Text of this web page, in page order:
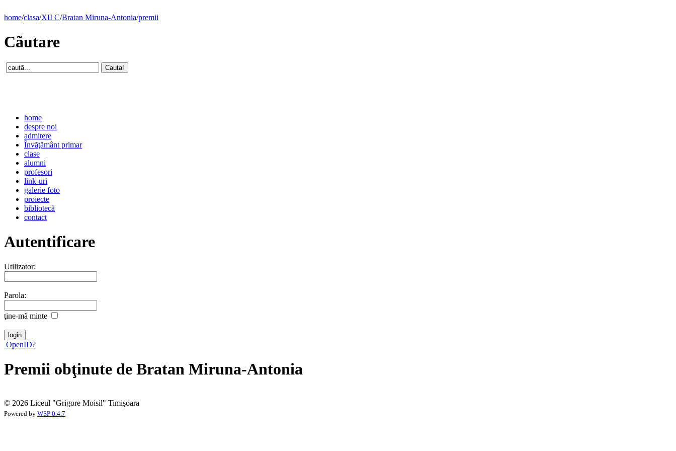
home/clasa/XII C/Bratan Miruna-Antonia/premii
Cãutare
home
despre noi
admitere
Învăţământ primar
clase
alumni
profesori
link-uri
galerie foto
proiecte
bibliotecă
contact
Autentificare
Utilizator:
Parola:
ţine-mã minte
OpenID?
Premii obţinute de Bratan Miruna-Antonia
© 2026 Liceul "Grigore Moisil" Timişoara
Powered by WSP 0.4.7